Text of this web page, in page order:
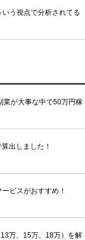
いう視点で分析されてる
業が大事な中で50万円稼
出しました！
ビスがおすすめ！
万、15万、18万）を解